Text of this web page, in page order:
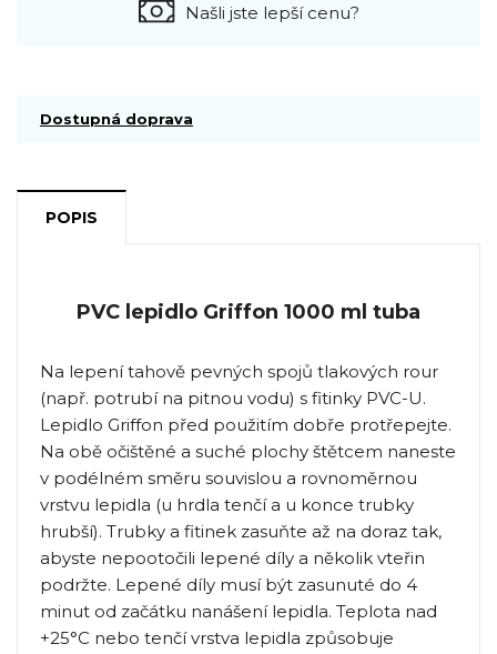
Našli jste lepší cenu?
Dostupná doprava
POPIS
PVC lepidlo Griffon 1000 ml tuba
Na lepení tahově pevných spojů tlakových rour
(např. potrubí na pitnou vodu) s fitinky PVC-U.
Lepidlo Griffon před použitím dobře protřepejte.
Na obě očištěné a suché plochy štětcem naneste
v podélném směru souvislou a rovnoměrnou
vrstvu lepidla (u hrdla tenčí a u konce trubky
hrubší). Trubky a fitinek zasuňte až na doraz tak,
abyste nepootočili lepené díly a několik vteřin
podržte. Lepené díly musí být zasunuté do 4
minut od začátku nanášení lepidla. Teplota nad
+25°C nebo tenčí vrstva lepidla způsobuje